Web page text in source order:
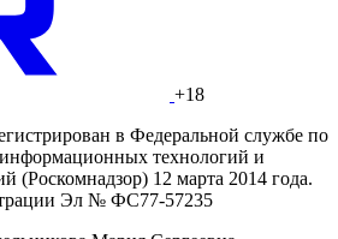
+18
в Федеральной службе по
информационных технологий и
(Роскомнадзор) 12 марта 2014 года.
Эл № ФС77-57235